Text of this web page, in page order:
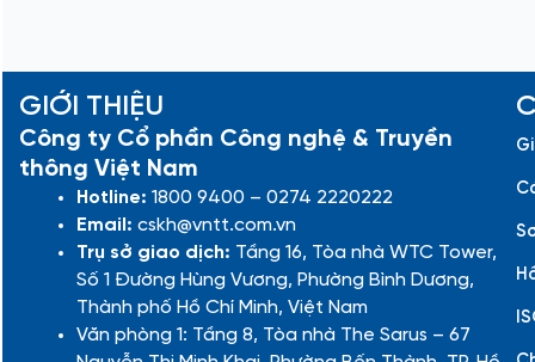
GIỚI THIỆU
Công ty Cổ phần Công nghệ & Truyền
thông Việt Nam
Hotline: 1800 9400 – 0274 2220222
Email: cskh@vntt.com.vn
Trụ sở giao dịch: Tầng 16, Tòa nhà WTC Tower,
Số 1 Đường Hùng Vương, Phường Bình Dương,
Thành phố Hồ Chí Minh, Việt Nam
Văn phòng 1: Tầng 8, Tòa nhà The Sarus – 67